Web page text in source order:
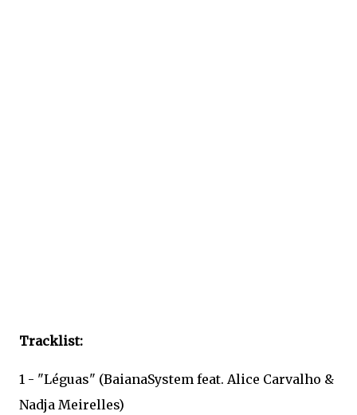
Tracklist:
1 - "Léguas" (BaianaSystem feat. Alice Carvalho &
Nadja Meirelles)